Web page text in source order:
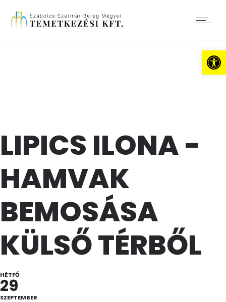
LIPICS ILONA -
HAMVAK
BEMOSÁSA
KÜLSŐ TÉRBŐL
HÉTFŐ
29
SZEPTEMBER